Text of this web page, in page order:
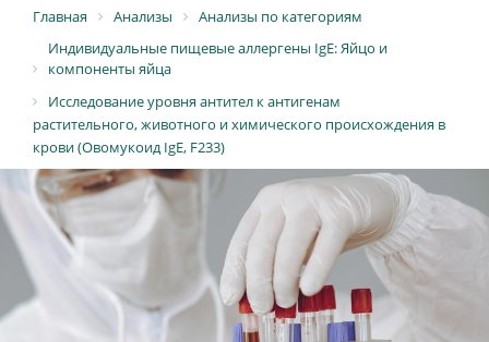
Главная Анализы
Анализы по категориям
Индивидуальные пищевые аллергены IgE: Яйцо и
компоненты яйца
Исследование уровня антител к антигенам
растительного, животного и химического происхождения в
крови (Овомукоид IgE, F233)